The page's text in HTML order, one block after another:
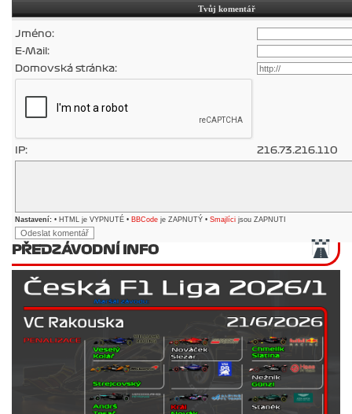
Tvůj komentář
Jméno:
E-Mail:
Domovská stránka:
IP: 216.73.216.110
Nastavení: • HTML je VYPNUTÉ • BBCode je ZAPNUTÝ • Smajlíci jsou ZAPNUTI
PŘEDZÁVODNÍ INFO